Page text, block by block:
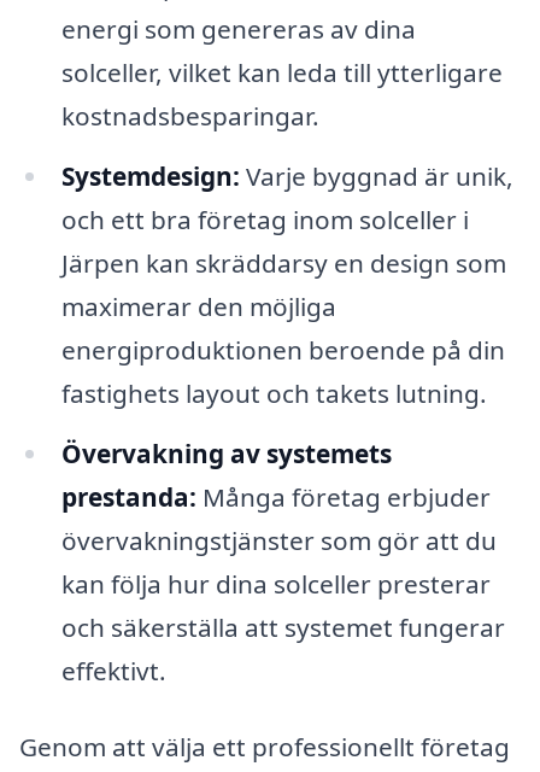
energi som genereras av dina
solceller, vilket kan leda till ytterligare
kostnadsbesparingar.
Systemdesign: Varje byggnad är unik,
och ett bra företag inom solceller i
Järpen kan skräddarsy en design som
maximerar den möjliga
energiproduktionen beroende på din
fastighets layout och takets lutning.
Övervakning av systemets
prestanda: Många företag erbjuder
övervakningstjänster som gör att du
kan följa hur dina solceller presterar
och säkerställa att systemet fungerar
effektivt.
Genom att välja ett professionellt företag